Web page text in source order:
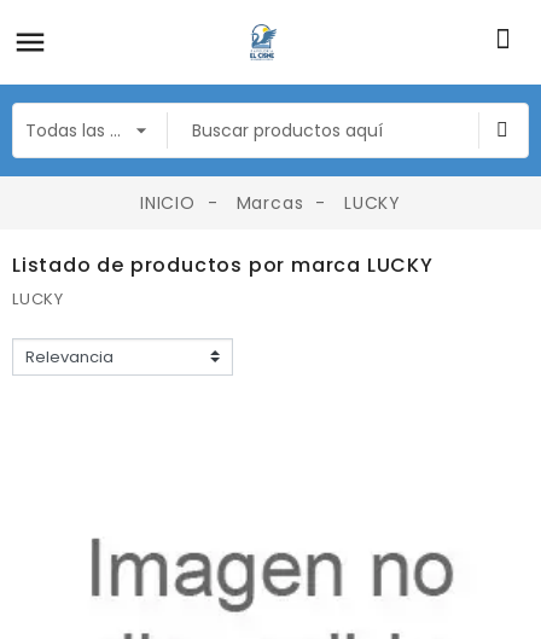
INICIO Marcas LUCKY
Listado de productos por marca LUCKY
LUCKY